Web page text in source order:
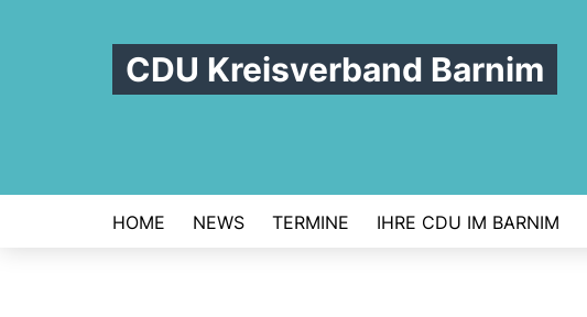
CDU Kreisverband Barnim
HOME NEWS TERMINE IHRE CDU IM BARNIM